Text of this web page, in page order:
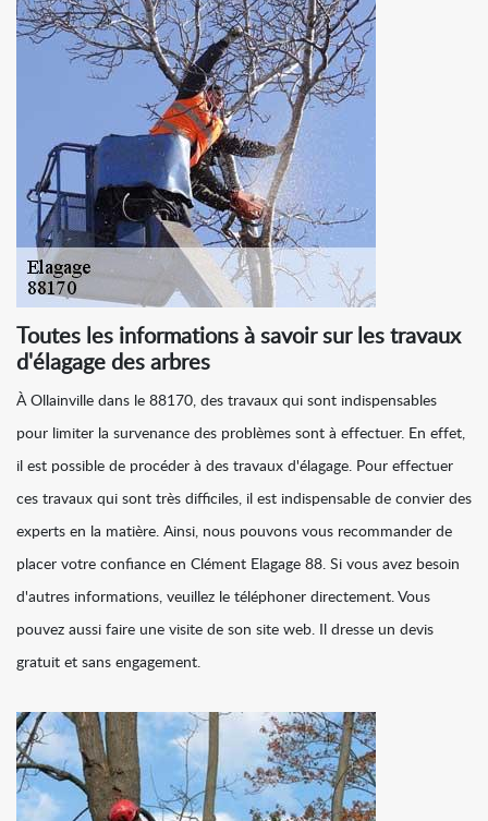
Toutes les informations à savoir sur les travaux
d'élagage des arbres
À Ollainville dans le 88170, des travaux qui sont indispensables
pour limiter la survenance des problèmes sont à effectuer. En effet,
il est possible de procéder à des travaux d'élagage. Pour effectuer
ces travaux qui sont très difficiles, il est indispensable de convier des
experts en la matière. Ainsi, nous pouvons vous recommander de
placer votre confiance en Clément Elagage 88. Si vous avez besoin
d'autres informations, veuillez le téléphoner directement. Vous
pouvez aussi faire une visite de son site web. Il dresse un devis
gratuit et sans engagement.